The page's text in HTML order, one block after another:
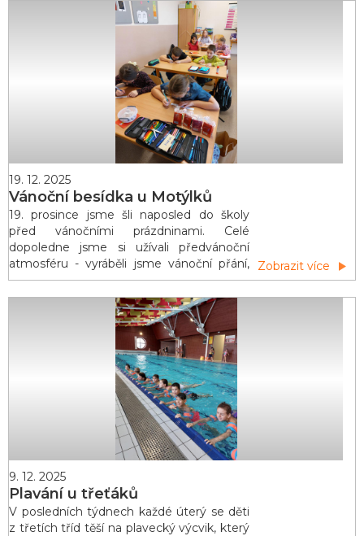
zábava ve formě her a soutěží. Většina
z nás jsou už šikovní plavci, někdo se ještě
pohybuje ve vodě s pomocí plaveckých
19. 12. 2025
Vánoční besídka u Motýlků
19. prosince jsme šli naposled do školy
před vánočními prázdninami. Celé
dopoledne jsme si užívali předvánoční
atmosféru - vyráběli jsme vánoční přání,
povídali jsme si o vánočních zvycích, plnili
vánoční úkoly a ochutnávali cukroví.
Nejvíce nás potěšilo rozbalování dárečků a
dívání se na pohádku. Nyní nás čekají dny
Zobrazit více
9. 12. 2025
Plavání u třeťáků
V posledních týdnech každé úterý se děti
z třetích tříd těší na plavecký výcvik, který